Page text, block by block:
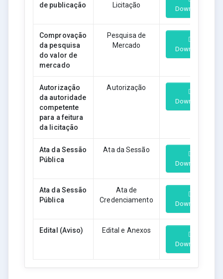
de publicação
Licitação
Download
Comprovação
da pesquisa
do valor de
mercado
Pesquisa de
Mercado
Download
Autorização
da autoridade
competente
para a feitura
da licitação
Autorização
Download
Ata da Sessão
Pública
Ata da Sessão
Download
Ata da Sessão
Pública
Ata de
Credenciamento
Download
Edital (Aviso) Edital e Anexos
Download